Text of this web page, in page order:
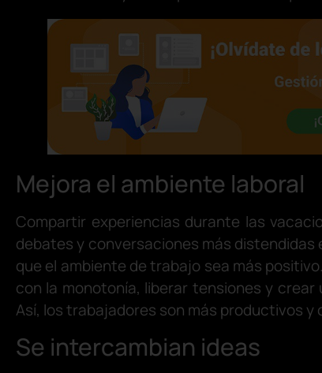
Mejora el ambiente laboral
Compartir experiencias durante las
debates y conversaciones más distendidas
que el ambiente de trabajo sea más
con la monotonía, liberar tensiones y
Así, los trabajadores son más productivos y
Se intercambian ideas